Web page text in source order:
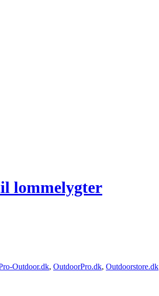
lommelygter
Outdoor.dk, OutdoorPro.dk, Outdoorstore.dk